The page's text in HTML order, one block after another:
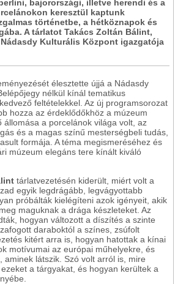
bajorországi, illetve herendi és a
keresztül kaptunk
történetbe, a hétköznapok és
A tárlatot Takács Zoltán Bálint,
Kulturális Központ igazgatója
élesztette újjá a Nádasdy
nélkül kínál tematikus
feltételekkel. Az új programsorozat
hozza az érdeklődőkhöz a múzeum
állomása a porcelánok világa volt, az
és a magas színű mesterségbeli tudás,
formája. A téma megismeréséhez és
múzeum elegáns tere kínált kiváló
tárlatvezetésén kiderült, miért volt a
egyik legdrágább, legvágyottabb
próbálták kielégíteni azok igényeit, akik
maguknak a drága készleteket. Az
hogyan változott a díszítés a szinte
daraboktól a színes, zsúfolt
kitért arra is, hogyan hatottak a kínai
motívumai az európai műhelyekre, és
aminek látszik. Szó volt arról is, mire
a tárgyakat, és hogyan kerültek a